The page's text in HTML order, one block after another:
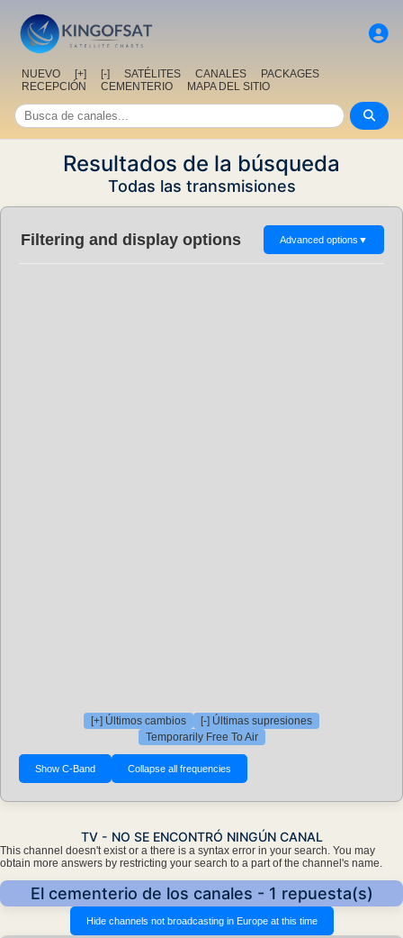
NUEVO [+] [-] SATÉLITES CANALES
PACKAGES
RECEPCIÓN
CEMENTERIO MAPA DEL SITIO
Resultados de la búsqueda
Todas las transmisiones
Filtering and display options Advanced options ▼
[+] Últimos cambios
[-] Últimas supresiones
Temporarily Free To Air
TV - NO SE ENCONTRÓ NINGÚN CANAL
This channel doesn't exist or a there is a syntax error in your search. You may
obtain more answers by restricting your search to a part of the channel's name.
El cementerio de los canales - 1 repuesta(s)